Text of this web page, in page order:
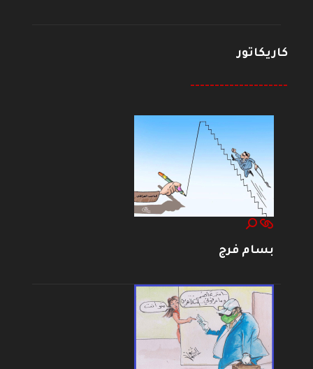
كاريكاتور
--------------------
بسام فرج